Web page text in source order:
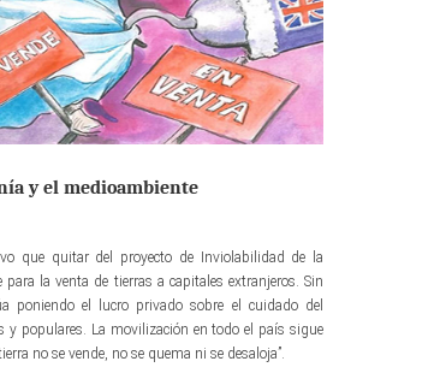
y el medioambiente
que quitar del proyecto de Inviolabilidad de la
la venta de tierras a capitales extranjeros. Sin
poniendo el lucro privado sobre el cuidado del
y populares. La movilización en todo el país sigue
no se vende, no se quema ni se desaloja”.